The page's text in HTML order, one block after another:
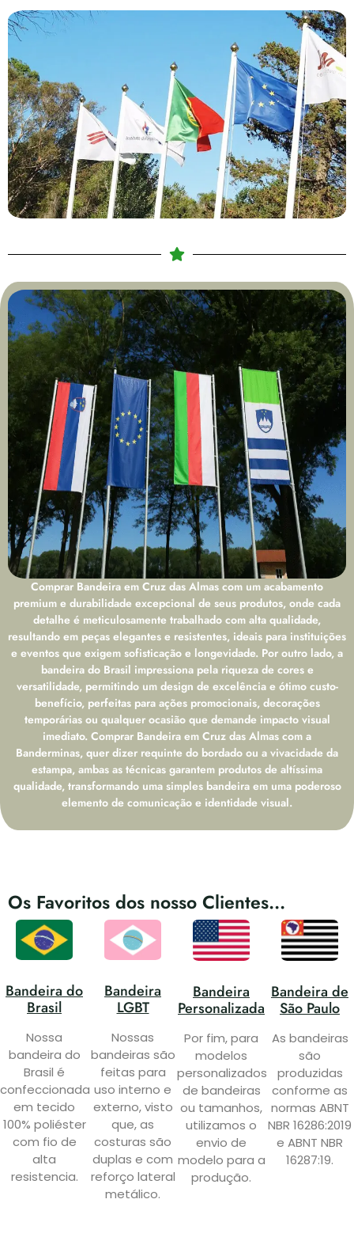
Comprar Bandeira em Cruz das Almas com um acabamento
premium e durabilidade excepcional de seus produtos, onde cada
detalhe é meticulosamente trabalhado com alta qualidade,
resultando em peças elegantes e resistentes, ideais para instituições
e eventos que exigem sofisticação e longevidade. Por outro lado, a
bandeira do Brasil impressiona pela riqueza de cores e
versatilidade, permitindo um design de excelência e ótimo custo-
benefício, perfeitas para ações promocionais, decorações
temporárias ou qualquer ocasião que demande impacto visual
imediato. Comprar Bandeira em Cruz das Almas com a
Banderminas, quer dizer requinte do bordado ou a vivacidade da
estampa, ambas as técnicas garantem produtos de altíssima
qualidade, transformando uma simples bandeira em uma poderoso
elemento de comunicação e identidade visual.
Os Favoritos dos nosso Clientes...
Bandeira do
Brasil
Nossa
bandeira do
Brasil é
confeccionada
em tecido
100% poliéster
com fio de
alta
resistencia.
Bandeira
LGBT
Nossas
bandeiras são
feitas para
uso interno e
externo, visto
que, as
costuras são
duplas e com
reforço lateral
metálico.
Bandeira
Personalizada
Por fim, para
modelos
personalizados
de bandeiras
ou tamanhos,
utilizamos o
envio de
modelo para a
produção.
Bandeira de
São Paulo
As bandeiras
são
produzidas
conforme as
normas ABNT
NBR 16286:2019
e ABNT NBR
16287:19.